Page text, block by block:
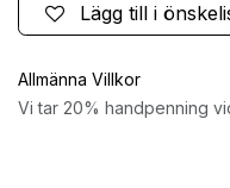
Lägg till i
Allmänna Villkor
Vi tar 20% handpenning